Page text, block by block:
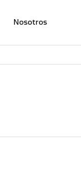
Nosotros